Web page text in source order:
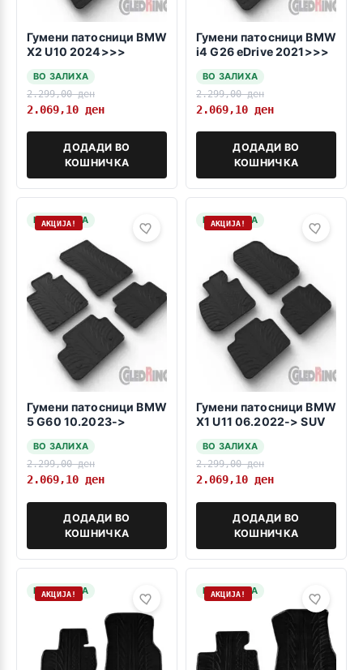
Гумени патосници BMW
X2 U10 2024>>>
ВО ЗАЛИХА
2.299,00ден
2.069,10 ден
ДОДАДИ ВО
КОШНИЧКА
Гумени патосници BMW
i4 G26 eDrive 2021>>>
ВО ЗАЛИХА
2.299,00ден
2.069,10 ден
ДОДАДИ ВО
КОШНИЧКА
НА ЗАЛИХА
АКЦИЈА!
Гумени патосници BMW
5 G60 10.2023->
ВО ЗАЛИХА
2.299,00ден
2.069,10 ден
ДОДАДИ ВО
КОШНИЧКА
НА ЗАЛИХА
АКЦИЈА!
Гумени патосници BMW
X1 U11 06.2022-> SUV
ВО ЗАЛИХА
2.299,00ден
2.069,10 ден
ДОДАДИ ВО
КОШНИЧКА
НА ЗАЛИХА
АКЦИЈА! НА ЗАЛИХА
АКЦИЈА!